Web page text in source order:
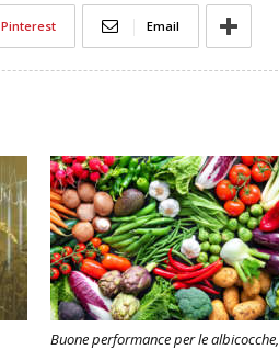
Pinterest Email
Buone performance per le albicocche,